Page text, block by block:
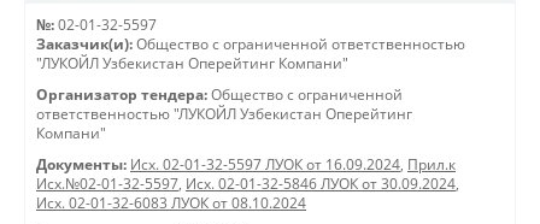
№: 02-01-32-5597
Заказчик(и): Общество с ограниченной ответственностью
"ЛУКОЙЛ Узбекистан Оперейтинг Компани"
Организатор тендера: Общество с ограниченной
ответственностью "ЛУКОЙЛ Узбекистан Оперейтинг
Компани"
Документы: Исх. 02-01-32-5597 ЛУОК от 16.09.2024, Прил.к
Исх.№02-01-32-5597, Исх. 02-01-32-5846 ЛУОК от 30.09.2024,
Исх. 02-01-32-6083 ЛУОК от 08.10.2024